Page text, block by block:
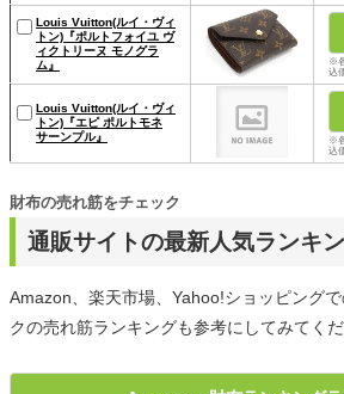
Louis Vuitton(ルイ・ヴィ
トン)『ポルトフォイユ ヴ
ィクトリーヌ モノグラ
ム』
※
込
Louis Vuitton(ルイ・ヴィ
トン)『エピ ポルトモネ
サーンプル』
※
込
通販サイトの最新人気ランキ
財布の売れ筋をチェック
Amazon、楽天市場、Yahoo!ショッピング
クの売れ筋ランキングも参考にしてみてくだ